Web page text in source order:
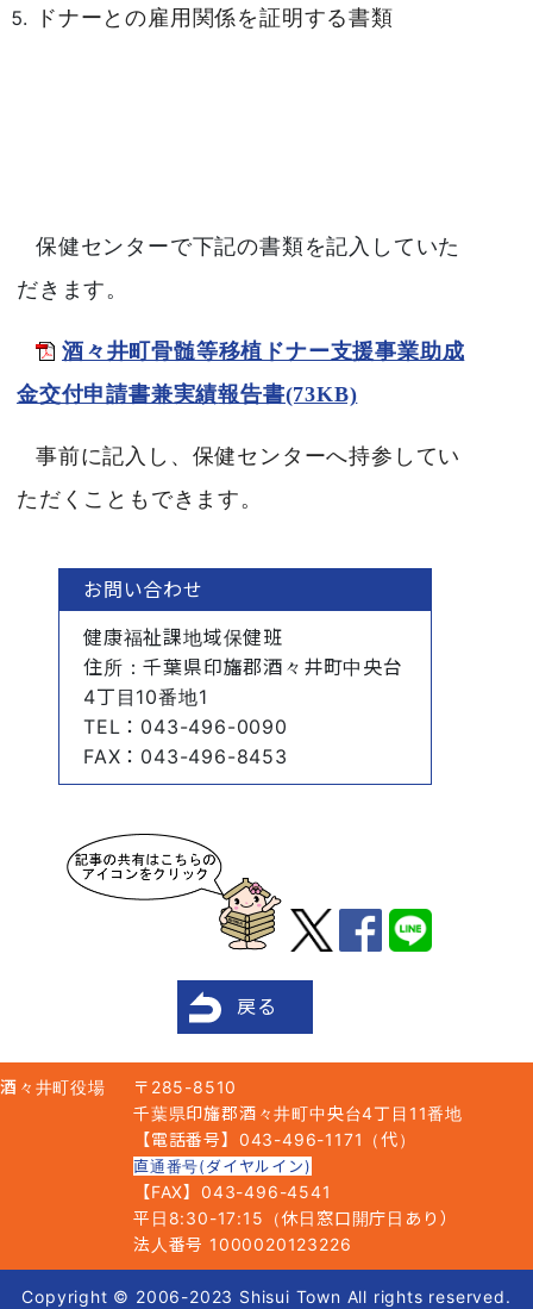
ドナーとの雇用関係を証明する書類
保健センターで下記の書類を記入していた
だきます。
酒々井町骨髄等移植ドナー支援事業助成
金交付申請書兼実績報告書(73KB)
事前に記入し、 保健センターへ持参してい
ただくこともできます。
お問い合わせ
健康福祉課地域保健班
住所 ：千葉県印旛郡酒々井町中央台
4丁目10番地1
TEL ：043-496-0090
FAX ：043-496-8453
戻る
酒々井町役場
〒285-8510
千葉県印旛郡酒々井町中央台4丁目11番地
【電話番号】043-496-1171（代）
直通番号(ダイヤルイン)
【FAX】043-496-4541
平日8:30-17:15（休日窓口開庁日あり）
法人番号 1000020123226
Copyright © 2006-2023 Shisui Town All rights reserved.